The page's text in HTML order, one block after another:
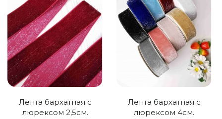
Лента бархатная с
люрексом 2,5см.
Лента бархатная с
люрексом 4см.